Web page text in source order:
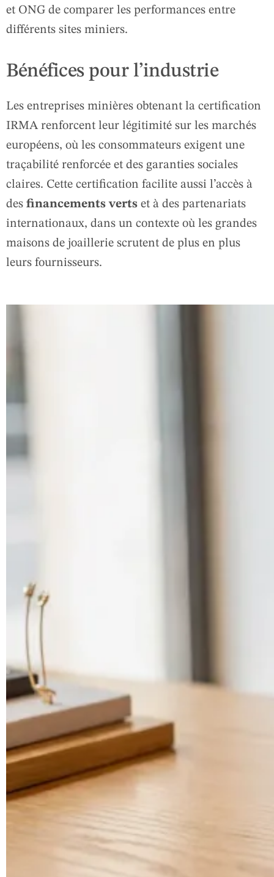
et ONG de comparer les performances entre
différents sites miniers.
Bénéfices pour l’industrie
Les entreprises minières obtenant la certification
IRMA renforcent leur légitimité sur les marchés
européens, où les consommateurs exigent une
traçabilité renforcée et des garanties sociales
claires. Cette certification facilite aussi l’accès à
des financements verts et à des partenariats
internationaux, dans un contexte où les grandes
maisons de joaillerie scrutent de plus en plus
leurs fournisseurs.